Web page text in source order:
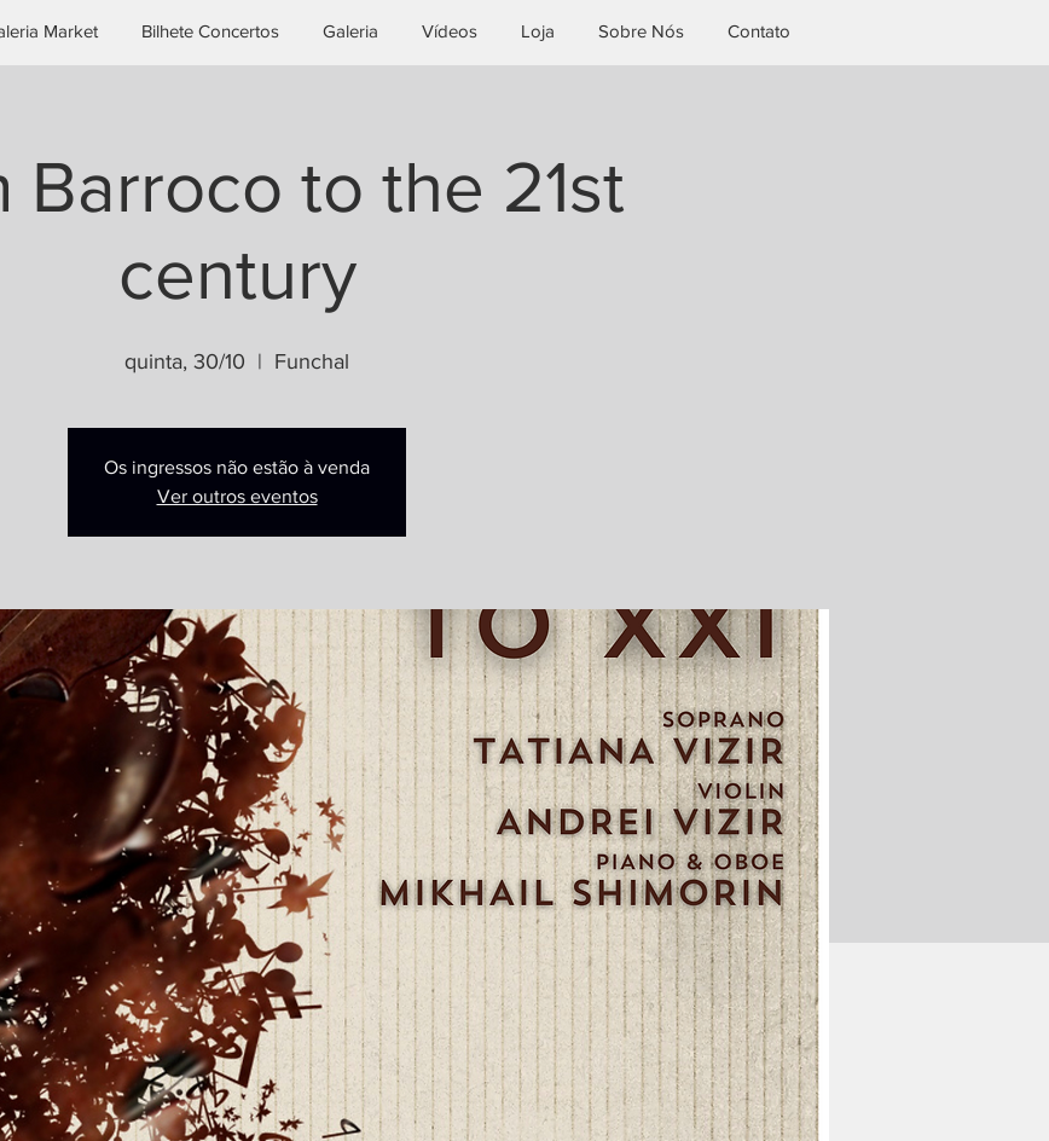
Market Bilhete Concertos Galeria Vídeos Loja Sobre Nós Contato
Barroco to the 21st
century
quinta, 30/10
  |
Funchal
Os ingressos não estão à venda
Ver outros eventos